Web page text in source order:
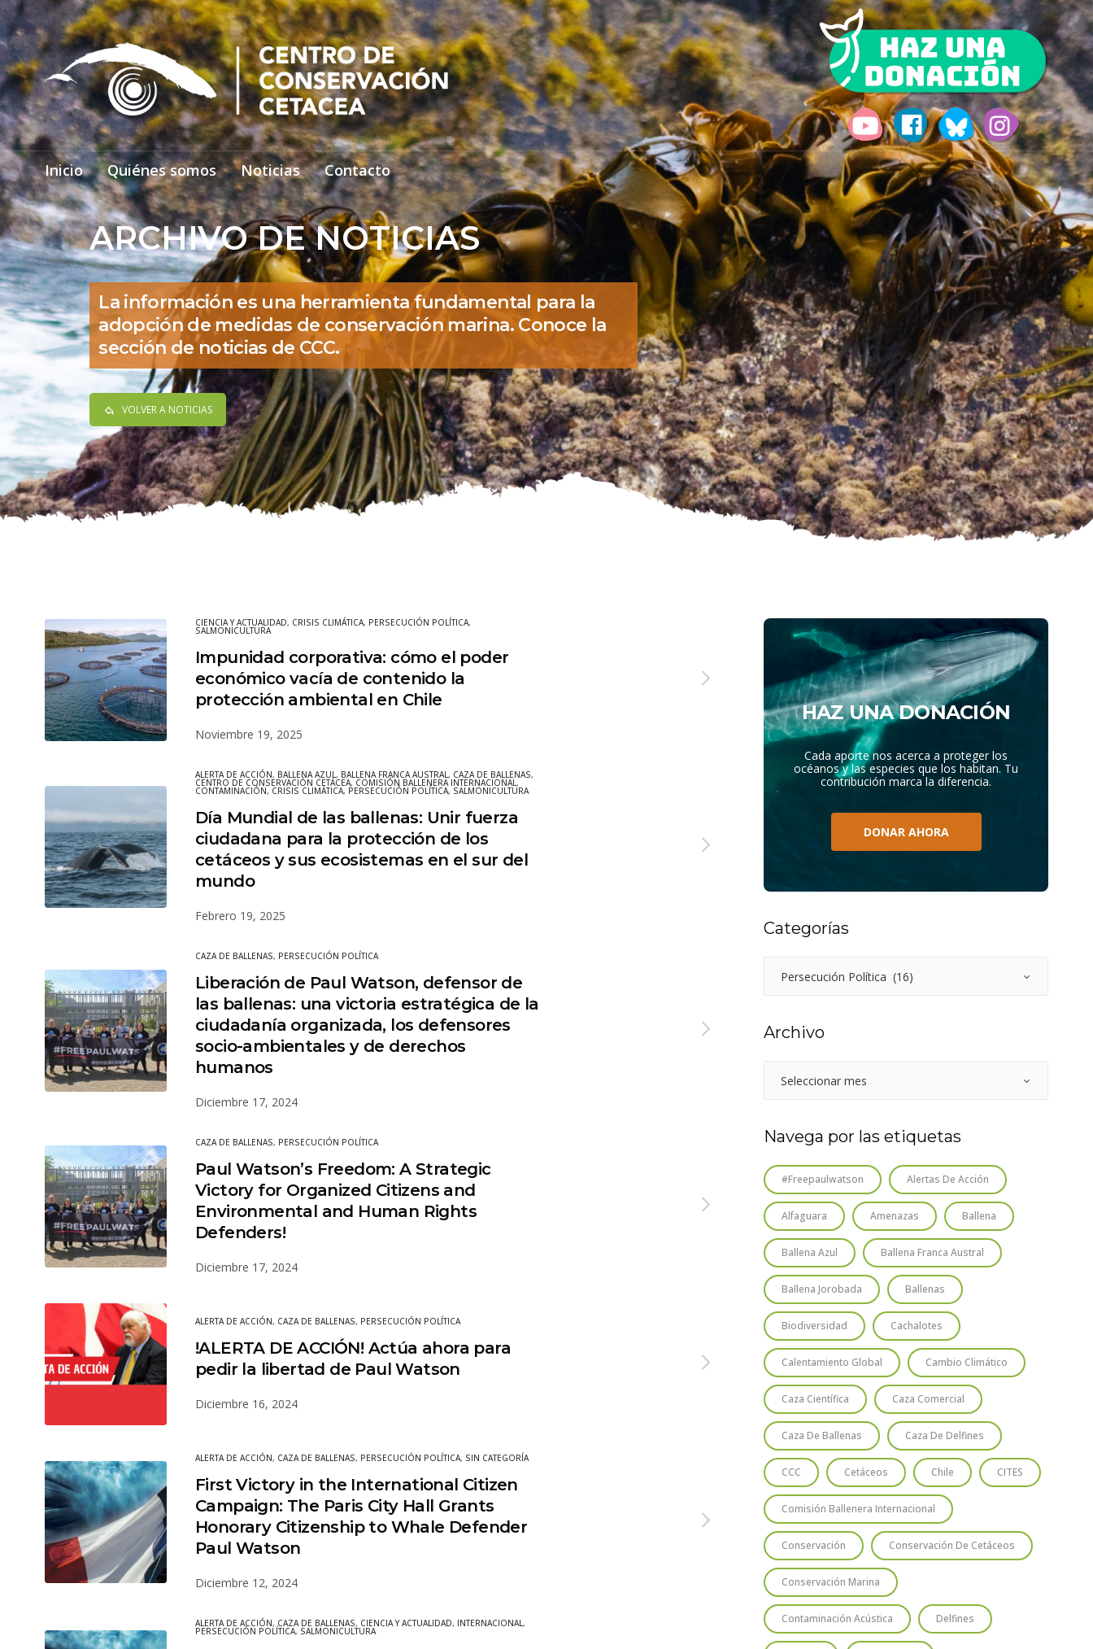
ARCHIVO DE NOTICIAS
La información es una herramienta fundamental para la
adopción de medidas de conservación marina. Conoce la
sección de noticias de CCC.
VOLVER A NOTICIAS
Inicio Quiénes somos Noticias Contacto
CIENCIA Y ACTUALIDAD, CRISIS CLIMÁTICA, PERSECUCIÓN POLÍTICA,
SALMONICULTURA
Impunidad corporativa: cómo el poder
económico vacía de contenido la
protección ambiental en Chile
Noviembre 19, 2025
ALERTA DE ACCIÓN, BALLENA AZUL, BALLENA FRANCA AUSTRAL, CAZA DE BALLENAS,
CENTRO DE CONSERVACIÓN CETÁCEA, COMISIÓN BALLENERA INTERNACIONAL,
CONTAMINACIÓN, CRISIS CLIMÁTICA, PERSECUCIÓN POLÍTICA, SALMONICULTURA
Día Mundial de las ballenas: Unir fuerza
ciudadana para la protección de los
cetáceos y sus ecosistemas en el sur del
mundo
Febrero 19, 2025
CAZA DE BALLENAS, PERSECUCIÓN POLÍTICA
Liberación de Paul Watson, defensor de
las ballenas: una victoria estratégica de la
ciudadanía organizada, los defensores
socio-ambientales y de derechos
humanos
Diciembre 17, 2024
CAZA DE BALLENAS, PERSECUCIÓN POLÍTICA
Paul Watson’s Freedom: A Strategic
Victory for Organized Citizens and
Environmental and Human Rights
Defenders!
Diciembre 17, 2024
ALERTA DE ACCIÓN, CAZA DE BALLENAS, PERSECUCIÓN POLÍTICA
!ALERTA DE ACCIÓN! Actúa ahora para
pedir la libertad de Paul Watson
Diciembre 16, 2024
ALERTA DE ACCIÓN, CAZA DE BALLENAS, PERSECUCIÓN POLÍTICA, SIN CATEGORÍA
First Victory in the International Citizen
Campaign: The Paris City Hall Grants
Honorary Citizenship to Whale Defender
Paul Watson
Diciembre 12, 2024
ALERTA DE ACCIÓN, CAZA DE BALLENAS, CIENCIA Y ACTUALIDAD, INTERNACIONAL,
PERSECUCIÓN POLÍTICA, SALMONICULTURA
HAZ UNA DONACIÓN
Cada aporte nos acerca a proteger los
océanos y las especies que los habitan. Tu
contribución marca la diferencia.
DONAR AHORA
Categorías
Archivo
Navega por las etiquetas
#freepaulwatson Alertas De Acción
Alfaguara Amenazas Ballena
Ballena Azul Ballena Franca Austral
Ballena Jorobada Ballenas
Biodiversidad Cachalotes
Calentamiento Global Cambio Climático
Caza Científica Caza Comercial
Caza De Ballenas Caza De Delfines
CCC Cetáceos Chile CITES
Comisión Ballenera Internacional
Conservación Conservación De Cetáceos
Conservación Marina
Contaminación Acústica Delfines